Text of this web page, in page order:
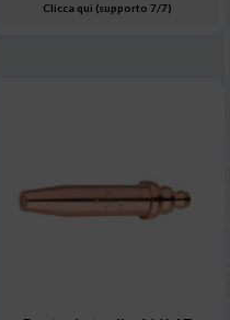
Clicca qui (supporto 7/7)